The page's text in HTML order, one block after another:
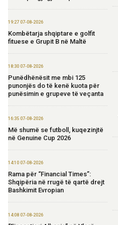
19:27 07-08-2026
Kombëtarja shqiptare e golfit
fituese e Grupit B në Maltë
18:30 07-08-2026
Punëdhënësit me mbi 125
punonjës do të kenë kuota për
punësimin e grupeve të veçanta
16:35 07-08-2026
Më shumë se futboll, kuqezinjtë
në Genuine Cup 2026
14:10 07-08-2026
Rama për “Financial Times”:
Shqipëria në rrugë të qartë drejt
Bashkimit Evropian
14:08 07-08-2026